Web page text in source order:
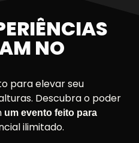
NO
para elevar seu
Descubra o poder
um evento feito para
ilimitado.